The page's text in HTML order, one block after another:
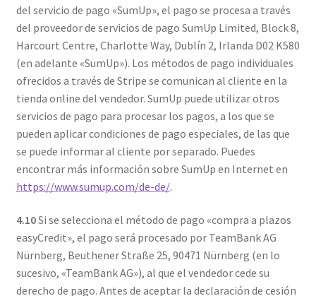
del servicio de pago «SumUp», el pago se procesa a través
del proveedor de servicios de pago SumUp Limited, Block 8,
Harcourt Centre, Charlotte Way, Dublín 2, Irlanda D02 K580
(en adelante «SumUp»). Los métodos de pago individuales
ofrecidos a través de Stripe se comunican al cliente en la
tienda online del vendedor. SumUp puede utilizar otros
servicios de pago para procesar los pagos, a los que se
pueden aplicar condiciones de pago especiales, de las que
se puede informar al cliente por separado. Puedes
encontrar más información sobre SumUp en Internet en
https://www.sumup.com/de-de/.
4.10Si se selecciona el método de pago «compra a plazos
easyCredit», el pago será procesado por TeamBank AG
Nürnberg, Beuthener Straße 25, 90471 Nürnberg (en lo
sucesivo, «TeamBank AG»), al que el vendedor cede su
derecho de pago. Antes de aceptar la declaración de cesión